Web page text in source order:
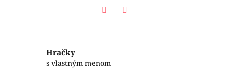
Hračky
s vlastným menom